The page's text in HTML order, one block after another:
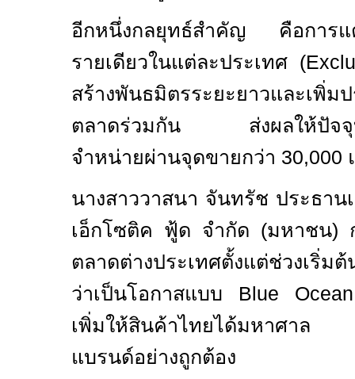
อีกหนึ่งกลยุทธ์สำคัญ คือการแต่
รายเดียวในแต่ละประเทศ (
สร้างพันธมิตรระยะยาวและเพิ่ม
ตลาดร่วมกัน ส่งผลให้ปัจจุบั
จำหน่ายผ่านจุดขายกว่า 30,000
นางสาววาสนา จันทรัช ประธา
เอ็กโซติค ฟู้ด จำกัด (มหาชน)
ตลาดต่างประเทศตั้งแต่ช่วงเริ่ม
ว่าเป็นโอกาสแบบ Blue
เพิ่มให้สินค้าไทยได้มหาศาล
แบรนด์อย่างถูกต้อง